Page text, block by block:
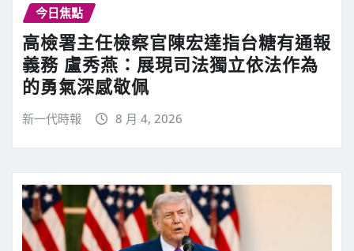
今日焦點
高檢署主任檢察官陳宏達指台糖有通報
義務 盧秀燕：展現司法獨立依法作為
的勇氣深感敬佩
新一代時報 8 月 4, 2026